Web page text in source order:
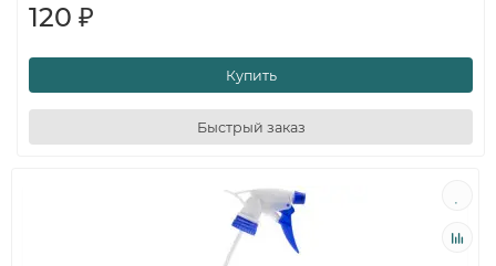
120 ₽
Купить
Быстрый заказ